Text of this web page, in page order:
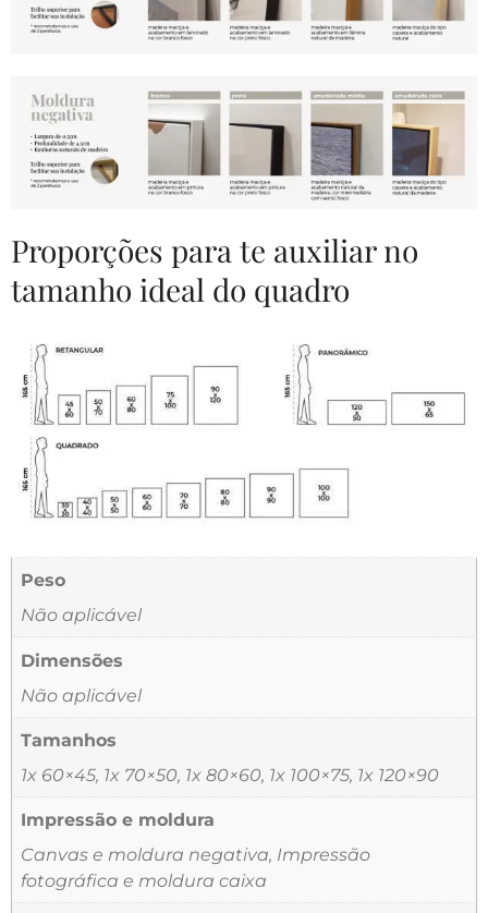
Proporções para te auxiliar no
tamanho ideal do quadro
Peso
Não aplicável
Dimensões
Não aplicável
Tamanhos
1x 60×45, 1x 70×50, 1x 80×60, 1x 100×75, 1x 120×90
Impressão e moldura
Canvas e moldura negativa, Impressão
fotográfica e moldura caixa